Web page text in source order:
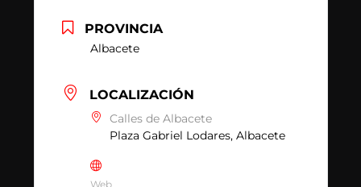
PROVINCIA
Albacete
LOCALIZACIÓN
Calles de Albacete
Plaza Gabriel Lodares, Albacete
Web